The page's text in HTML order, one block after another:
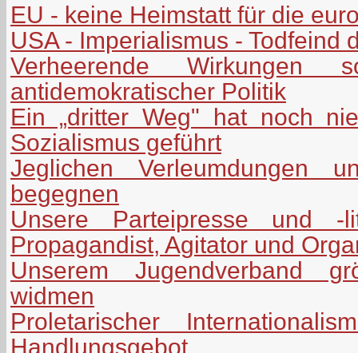
EU - keine Heimstatt für die
USA - Imperialismus - Todfeind
Verheerende Wirkungen
antidemokratischer Politik
Ein „dritter Weg" hat noch
Sozialismus geführt
Jeglichen Verleumdungen
begegnen
Unsere Parteipresse und -
Propagandist, Agitator und
Unserem Jugendverband
widmen
Proletarischer
Handlungsgebot